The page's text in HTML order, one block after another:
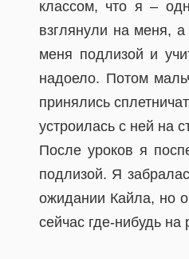
классом, что я –
взглянули на меня,
меня подлизой и
надоело. Потом
принялись
устроилась с ней на
После уроков я
подлизой. Я
ожидании Кайла, но
сейчас где-нибудь на